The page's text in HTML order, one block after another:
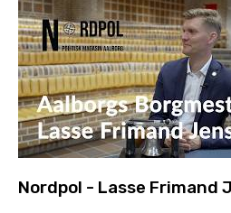
Nordpol - Lasse Frimand